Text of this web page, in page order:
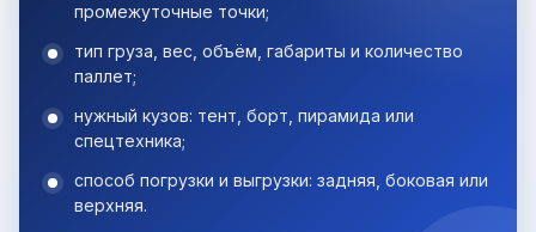
промежуточные точки;
тип груза, вес, объём, габариты и количество
паллет;
нужный кузов: тент, борт, пирамида или
спецтехника;
способ погрузки и выгрузки: задняя, боковая или
верхняя.